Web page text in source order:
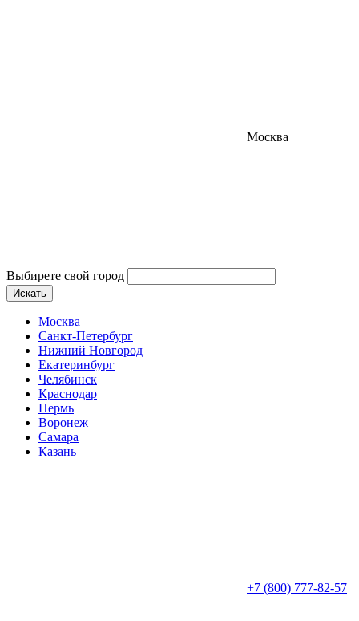
Москва
Выбирете свой город
Искать
Москва
Санкт-Петербург
Нижний Новгород
Екатеринбург
Челябинск
Краснодар
Пермь
Воронеж
Самара
Казань
+7 (800) 777-82-57